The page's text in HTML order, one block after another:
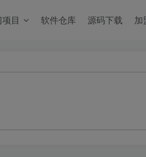
目 软件仓库 源码下载 加